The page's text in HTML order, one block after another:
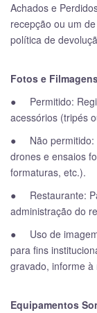
Achados e
recepção ou um
política de
Fotos e
● Permitido:
acessórios (tripés
● Não permitido:
drones e ensaios
formaturas, etc.).
● Restaurante:
administração do
● Uso de
para fins
gravado, informe à
Equipamentos